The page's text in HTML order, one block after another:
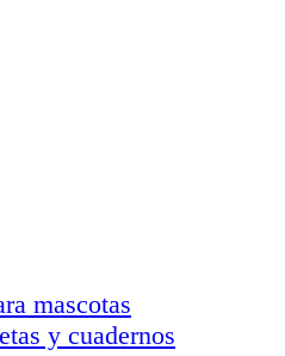
mascotas
y cuadernos